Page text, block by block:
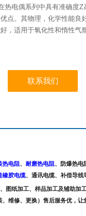
热电偶系列中具有准确度Z
点。其物理，化学性能良
，适用于氧化性和惰性气
联系我们
热电阻、 耐磨热电阻、
防爆热电
橡胶电缆、通讯电缆、补偿导线
图纸加工、样品加工及辅助加
维修、更换）售后服务优，让